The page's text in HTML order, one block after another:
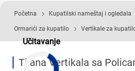
Učitavanje
Početna Kupatilski nameštaj i ogledala
Ormarići za kupatilo Vertikale za
Tijana Vertikala sa